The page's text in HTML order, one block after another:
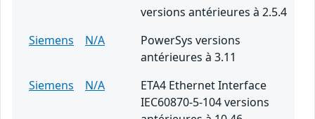
versions antérieures à 2.5.4
Siemens
N/A
PowerSys versions
antérieures à 3.11
Siemens
N/A
ETA4 Ethernet Interface
IEC60870-5-104 versions